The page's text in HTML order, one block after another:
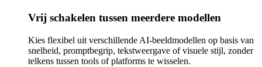
Vrij schakelen tussen meerdere modellen
Kies flexibel uit verschillende AI-beeldmodellen op basis van
snelheid, promptbegrip, tekstweergave of visuele stijl, zonder
telkens tussen tools of platforms te wisselen.